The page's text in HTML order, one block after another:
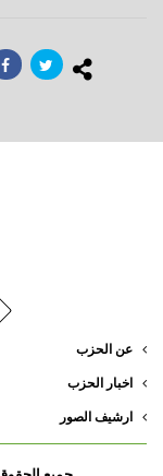
عن الحزب
اخبار الحزب
ارشيف الصور